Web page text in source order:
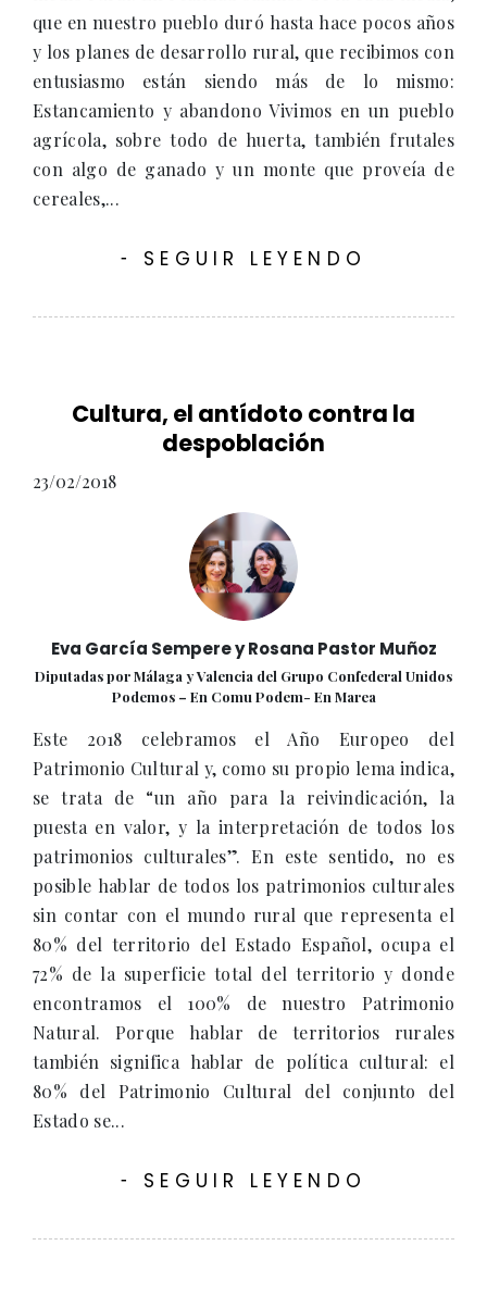
que en nuestro pueblo duró hasta hace pocos años
y los planes de desarrollo rural, que recibimos con
entusiasmo están siendo más de lo mismo:
Estancamiento y abandono Vivimos en un pueblo
agrícola, sobre todo de huerta, también frutales
con algo de ganado y un monte que proveía de
cereales,...
- SEGUIR LEYENDO
Cultura, el antídoto contra la
despoblación
23/02/2018
Eva García Sempere y Rosana Pastor Muñoz
Diputadas por Málaga y Valencia del Grupo Confederal Unidos
Podemos – En Comu Podem- En Marea
Este 2018 celebramos el Año Europeo del
Patrimonio Cultural y, como su propio lema indica,
se trata de “un año para la reivindicación, la
puesta en valor, y la interpretación de todos los
patrimonios culturales”. En este sentido, no es
posible hablar de todos los patrimonios culturales
sin contar con el mundo rural que representa el
80% del territorio del Estado Español, ocupa el
72% de la superficie total del territorio y donde
encontramos el 100% de nuestro Patrimonio
Natural. Porque hablar de territorios rurales
también significa hablar de política cultural: el
80% del Patrimonio Cultural del conjunto del
Estado se...
- SEGUIR LEYENDO